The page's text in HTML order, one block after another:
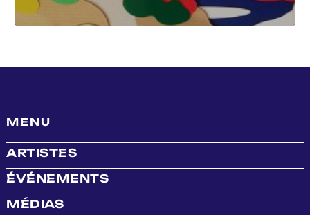
MENU
ARTISTES
ÉVÉNEMENTS
MÉDIAS